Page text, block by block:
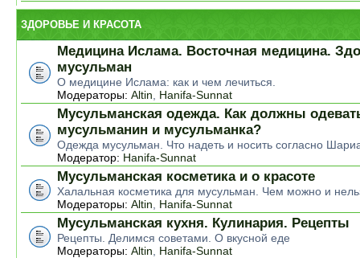
ЗДОРОВЬЕ И КРАСОТА
Медицина Ислама. Восточная медицина.
мусульман
О медицине Ислама: как и чем лечиться.
Модераторы: Altin Hanifa-Sunnat
Мусульманская одежда. Как должны
мусульманин и мусульманка?
Одежда мусульман. Что надеть и носить согласно
Модератор: Hanifa-Sunnat
Мусульманская косметика и о красоте
Халальная косметика для мусульман. Чем можно и
Модераторы: Altin Hanifa-Sunnat
Мусульманская кухня. Кулинария. Рецепты
Рецепты. Делимся советами. О вкусной еде
Модераторы: Altin Hanifa-Sunnat